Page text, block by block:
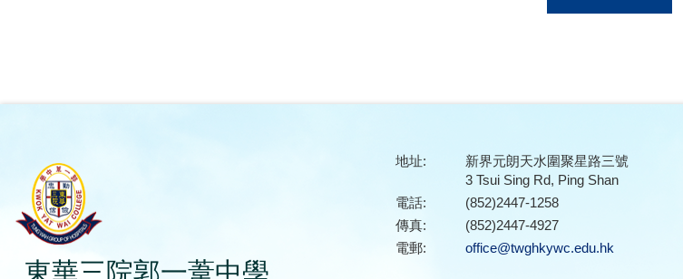
東華三院郭一葦中學
地址:
新界元朗天水圍聚星路三號
3 Tsui Sing Rd, Ping Shan
電話:
(852)2447-1258
傳真:
(852)2447-4927
電郵:
office@twghkywc.edu.hk